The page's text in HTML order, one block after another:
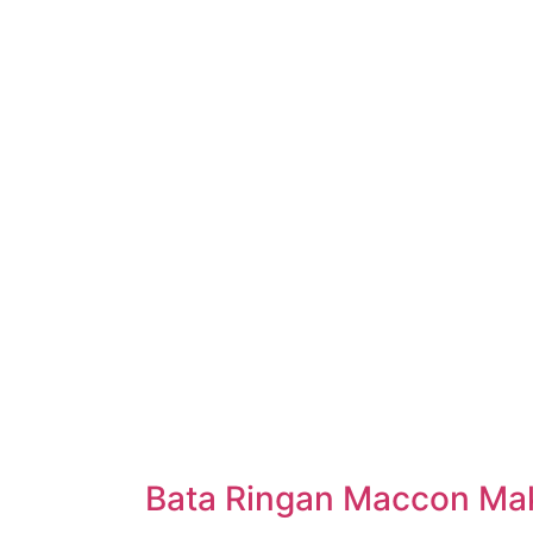
Bata Ringan Maccon